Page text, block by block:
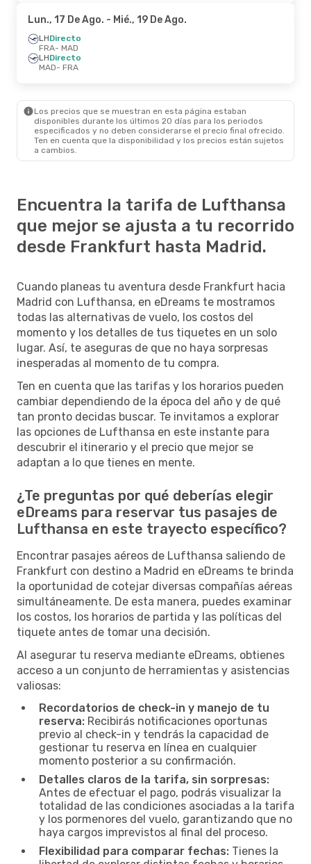
Lun., 17 De Ago. - Mié., 19 De Ago.
LHDirecto
FRA- MAD
LHDirecto
MAD- FRA
Los precios que se muestran en esta página estaban
disponibles durante los últimos 20 días para los periodos
especificados y no deben considerarse el precio final ofrecido.
Ten en cuenta que la disponibilidad y los precios están sujetos
a cambios.
Encuentra la tarifa de Lufthansa
que mejor se ajusta a tu recorrido
desde Frankfurt hasta Madrid.
Cuando planeas tu aventura desde Frankfurt hacia
Madrid con Lufthansa, en eDreams te mostramos
todas las alternativas de vuelo, los costos del
momento y los detalles de tus tiquetes en un solo
lugar. Así, te aseguras de que no haya sorpresas
inesperadas al momento de tu compra.
Ten en cuenta que las tarifas y los horarios pueden
cambiar dependiendo de la época del año y de qué
tan pronto decidas buscar. Te invitamos a explorar
las opciones de Lufthansa en este instante para
descubrir el itinerario y el precio que mejor se
adaptan a lo que tienes en mente.
¿Te preguntas por qué deberías elegir
eDreams para reservar tus pasajes de
Lufthansa en este trayecto específico?
Encontrar pasajes aéreos de Lufthansa saliendo de
Frankfurt con destino a Madrid en eDreams te brinda
la oportunidad de cotejar diversas compañías aéreas
simultáneamente. De esta manera, puedes examinar
los costos, los horarios de partida y las políticas del
tiquete antes de tomar una decisión.
Al asegurar tu reserva mediante eDreams, obtienes
acceso a un conjunto de herramientas y asistencias
valiosas:
Recordatorios de check-in y manejo de tu
reserva: Recibirás notificaciones oportunas
previo al check-in y tendrás la capacidad de
gestionar tu reserva en línea en cualquier
momento posterior a su confirmación.
Detalles claros de la tarifa, sin sorpresas:
Antes de efectuar el pago, podrás visualizar la
totalidad de las condiciones asociadas a la tarifa
y los pormenores del vuelo, garantizando que no
haya cargos imprevistos al final del proceso.
Flexibilidad para comparar fechas: Tienes la